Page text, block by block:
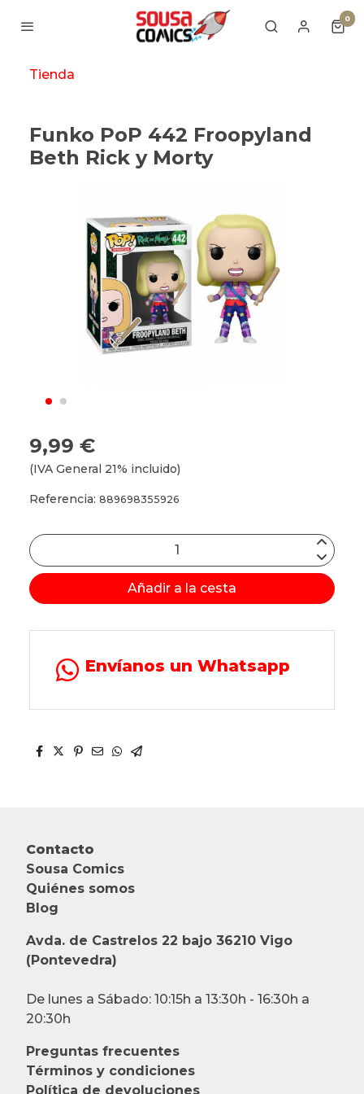
0
Tienda
Funko PoP 442 Froopyland
Beth Rick y Morty
9,99 €
(IVA General 21% incluido)
Referencia: 889698355926
Añadir a la cesta
Envíanos un Whatsapp
Contacto
Sousa Comics
Quiénes somos
Blog
Avda. de Castrelos 22 bajo 36210 Vigo
(Pontevedra)
De lunes a Sábado: 10:15h a 13:30h - 16:30h a
20:30h
Preguntas frecuentes
Términos y condiciones
Política de devoluciones